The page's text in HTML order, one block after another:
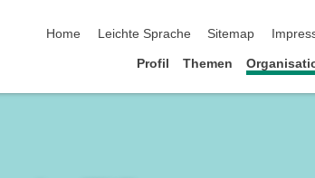
Home
Leichte Sprache Sitemap
Profil Themen